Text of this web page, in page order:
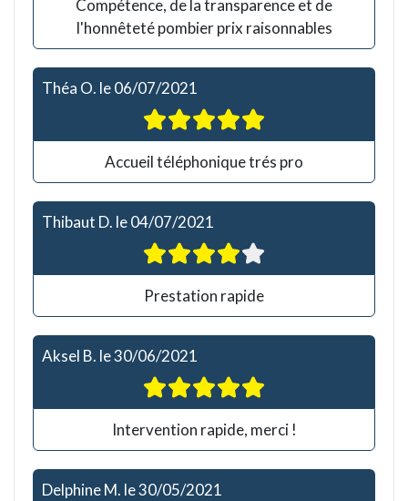
Compétence, de la transparence et de
l'honnêteté pombier prix raisonnables
Théa O. le06/07/2021
Accueil téléphonique trés pro
Thibaut D. le04/07/2021
Prestation rapide
Aksel B. le30/06/2021
Intervention rapide, merci !
Delphine M. le30/05/2021